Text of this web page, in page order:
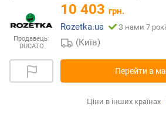
Продавець:
DUCATO
10 403 грн.
Rozetka.ua
З нами 7
(Київ)
Перейти в
Ціни в інших країнах